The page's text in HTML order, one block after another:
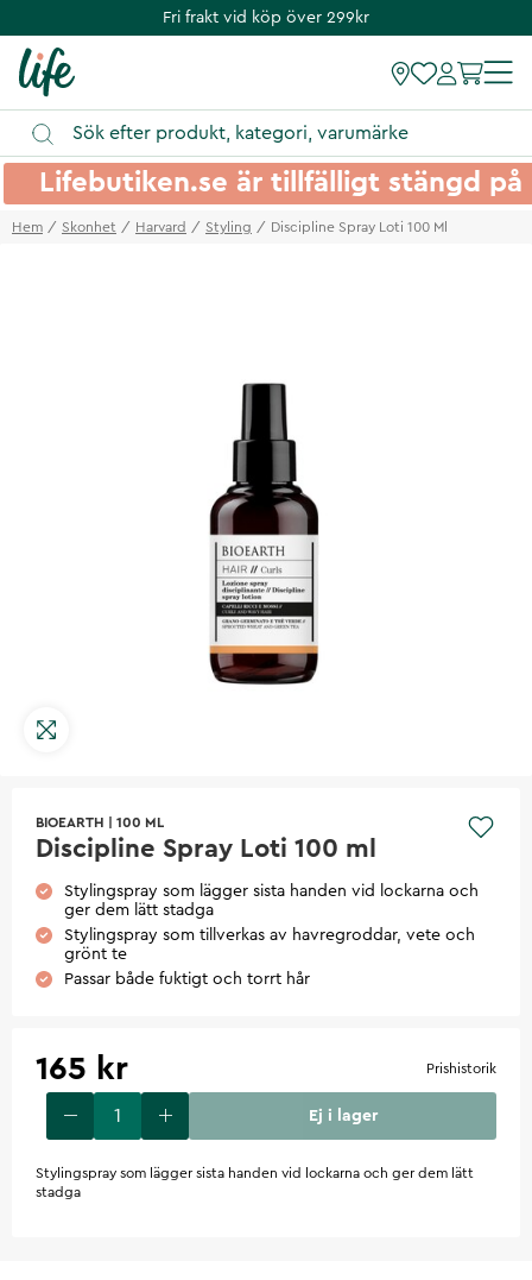
Fri frakt vid köp över 299kr
Lifebutiken.se är tillfälligt stängd
Hem Skonhet Harvard Styling Discipline Spray Loti 100 Ml
BIOEARTH 100 ML
Discipline Spray Loti 100 ml
Stylingspray som lägger sista handen vid lockarna och
ger dem lätt stadga
Stylingspray som tillverkas av havregroddar, vete och
grönt te
Passar både fuktigt och torrt hår
165 kr Prishistorik
Ej i lager
Stylingspray som lägger sista handen vid lockarna och ger dem lätt
stadga